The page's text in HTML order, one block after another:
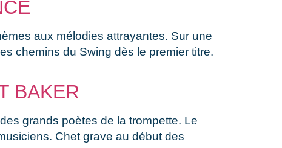
aux mélodies attrayantes. Sur une
chemins du Swing dès le premier titre.
BAKER
grands poètes de la trompette. Le
Chet grave au début des